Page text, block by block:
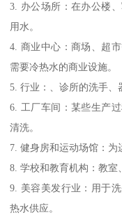
3. 办公场所：在办公楼
用水。
4. 商业中心：商场、超
需要冷热水的商业设施。
5. 行业：、诊所的洗手、
6. 工厂车间：某些生产
清洗。
7. 健身房和运动场馆：为
8. 学校和教育机构：教室
9. 美容美发行业：用于
热水供应。